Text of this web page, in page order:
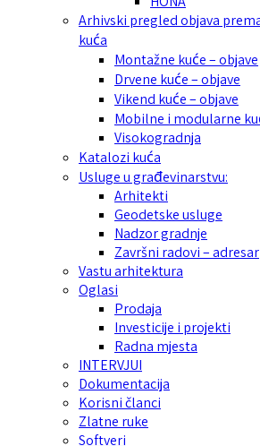
Arhivski pregled objava
kuća
Montažne kuće – objave
Drvene kuće – objave
Vikend kuće – objave
Mobilne i modularne
Visokogradnja
Katalozi kuća
Usluge u građevinarstvu:
Arhitekti
Geodetske usluge
Nadzor gradnje
Završni radovi – adresar
Vastu arhitektura
Oglasi
Prodaja
Investicije i projekti
Radna mjesta
INTERVJUI
Dokumentacija
Korisni članci
Zlatne ruke
Softveri